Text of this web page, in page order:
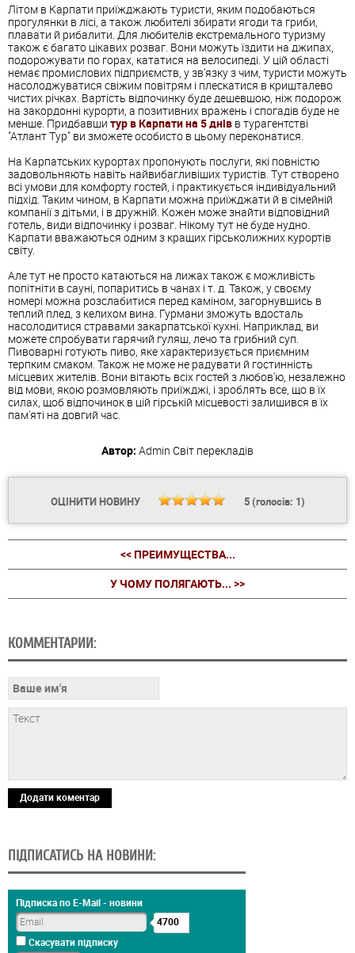
Літом в Карпати приїжджають туристи, яким подобаються
прогулянки в лісі, а також любителі збирати ягоди та гриби,
плавати й рибалити. Для любителів екстремального туризму
також є багато цікавих розваг. Вони можуть їздити на джипах,
подорожувати по горах, кататися на велосипеді. У цій області
немає промислових підприємств, у зв'язку з чим, туристи можуть
насолоджуватися свіжим повітрям і плескатися в кришталево
чистих річках. Вартість відпочинку буде дешевшою, ніж подорож
на закордонні курорти, а позитивних вражень і спогадів буде не
менше. Придбавши тур в Карпати на 5 днів в турагентстві
"Атлант Тур" ви зможете особисто в цьому переконатися.
На Карпатських курортах пропонують послуги, які повністю
задовольняють навіть найвибагливіших туристів. Тут створено
всі умови для комфорту гостей, і практикується індивідуальний
підхід. Таким чином, в Карпати можна приїжджати й в сімейній
компанії з дітьми, і в дружній. Кожен може знайти відповідний
готель, види відпочинку і розваг. Нікому тут не буде нудно.
Карпати вважаються одним з кращих гірськолижних курортів
світу.
Але тут не просто катаються на лижах також є можливість
попітніти в сауні, попаритись в чанах і т. д. Також, у своєму
номері можна розслабитися перед каміном, загорнувшись в
теплий плед, з келихом вина. Гурмани зможуть вдосталь
насолодитися стравами закарпатської кухні. Наприклад, ви
можете спробувати гарячий гуляш, лечо та грибний суп.
Пивоварні готують пиво, яке характеризується приємним
терпким смаком. Також не може не радувати й гостинність
місцевих жителів. Вони вітають всіх гостей з любов'ю, незалежно
від мови, якою розмовляють приїжджі, і зроблять все, що в їх
силах, щоб відпочинок в цій гірській місцевості залишився в їх
пам'яті на довгий час.
Автор: Admin Світ перекладів
ОЦІНИТИ НОВИНУ 5(голосів: 1)
<< ПРЕИМУЩЕСТВА...
У ЧОМУ ПОЛЯГАЮТЬ... >>
КОММЕНТАРИИ:
Додати коментар
ПІДПИСАТИСЬ НА НОВИНИ:
Підписка по E-Mail - новини
4700
Скасувати підписку